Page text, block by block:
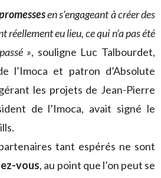
en s’engageant à créer des
réellement eu lieu, ce qui n’a pas été
», souligne Luc Talbourdet,
l’Imoca et patron d’Absolute
les projets de Jean-Pierre
de l’Imoca, avait signé le
tant espérés ne sont
vous, au point que l’on peut se